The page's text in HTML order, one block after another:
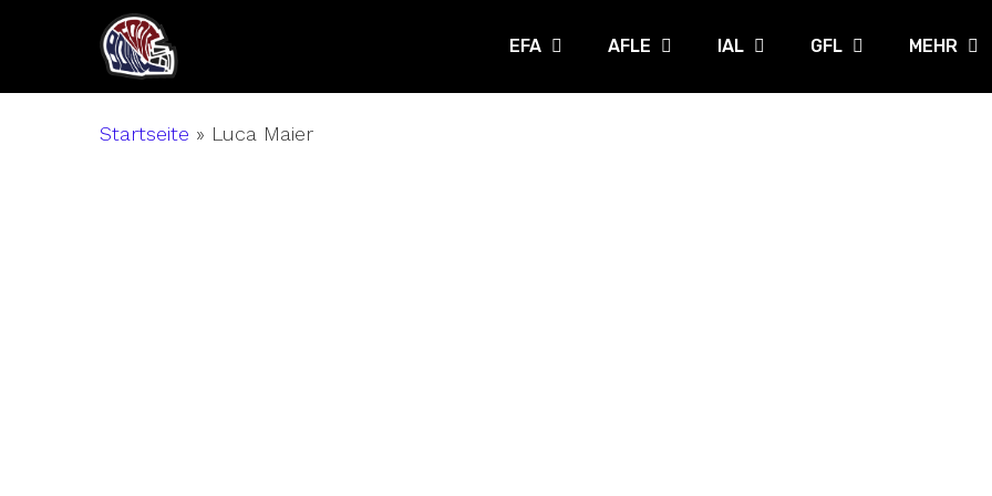
main
EFA AFLE IAL GFL MEHR
Startseite » Luca Maier